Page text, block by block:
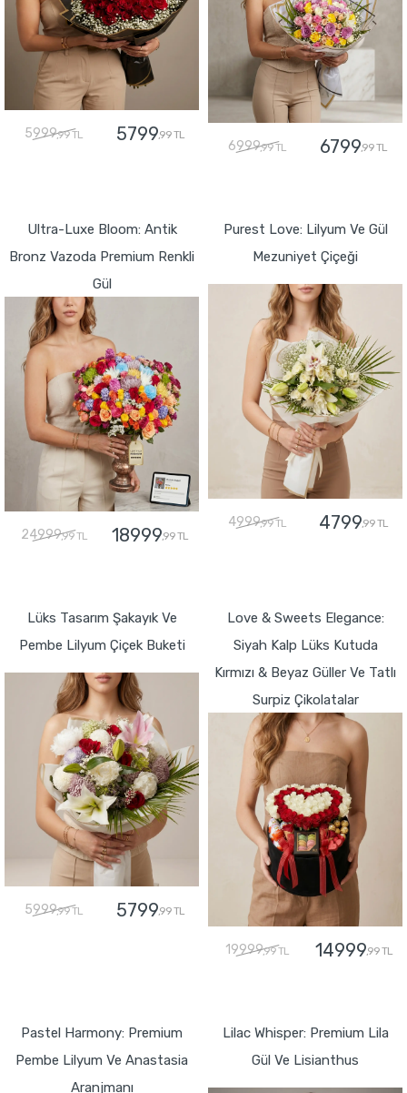
5999,99 TL 5799,99 TL
6999,99 TL 6799,99 TL
Ultra-Luxe Bloom: Antik
Bronz Vazoda Premium Renkli
Gül
24999,99 TL 18999,99 TL
Purest Love: Lilyum Ve Gül
Mezuniyet Çiçeği
4999,99 TL 4799,99 TL
Lüks Tasarım Şakayık Ve
Pembe Lilyum Çiçek Buketi
5999,99 TL 5799,99 TL
Love & Sweets Elegance:
Siyah Kalp Lüks Kutuda
Kırmızı & Beyaz Güller Ve Tatlı
Surpiz Çikolatalar
19999,99 TL 14999,99 TL
Pastel Harmony: Premium
Pembe Lilyum Ve Anastasia
Aranjmanı
Lilac Whisper: Premium Lila
Gül Ve Lisianthus